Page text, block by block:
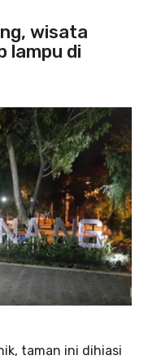
, wisata
lampu di
taman ini dihiasi